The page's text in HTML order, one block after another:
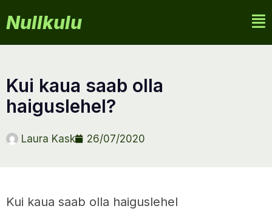
Nullkulu
kui kaua saab olla
haiguslehel?
Laura Kask 26/07/2020
Kui kaua saab olla haiguslehel